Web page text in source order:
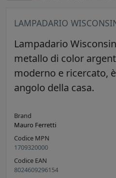
LAMPADARIO
Lampadario
metallo di color
moderno e ricercato,
angolo della casa.
Brand
Mauro Ferretti
Codice MPN
1709320000
Codice EAN
8024609296154